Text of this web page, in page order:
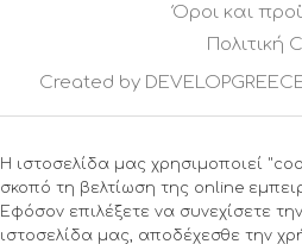
Όροι και
Πολιτική
Created by
Η ιστοσελίδα μας χρησιμοποιεί
σκοπό τη βελτίωση της online
Εφόσον επιλέξετε να συνεχίσετε
ιστοσελίδα μας, αποδέχεσθε την